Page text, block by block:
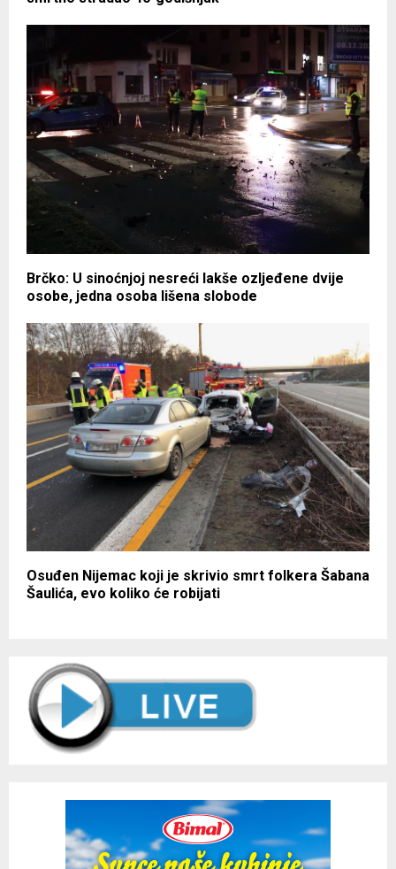
Brčko: U sinoćnjoj nesreći lakše ozljeđene dvije
osobe, jedna osoba lišena slobode
Osuđen Nijemac koji je skrivio smrt folkera Šabana
Šaulića, evo koliko će robijati